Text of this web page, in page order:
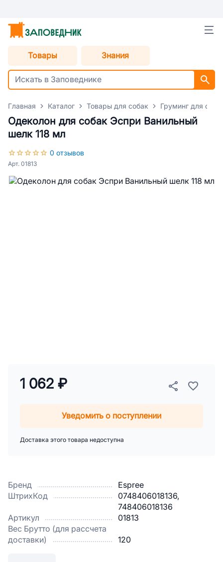
Товары Знания
Главная Каталог Товары для собак Груминг для
Одеколон для собак Эспри Ванильный
шелк 118 мл
0 отзывов
Арт. 01813
Бренд
Espree
ШтрихКод
0748406018136,
748406018136
Артикул
01813
Вес Брутто (для рассчета
доставки)
120
1 062 ₽
Уведомить о поступлении
Доставка этого товара недоступна